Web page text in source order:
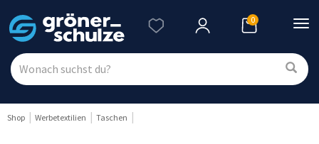
0
Shop Werbetextilien Taschen